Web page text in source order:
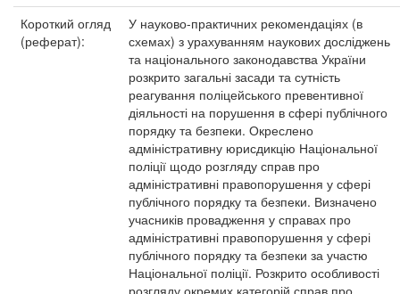
Короткий огляд
(реферат):
У науково-практичних рекомендаціях (в
схемах) з урахуванням наукових досліджень
та національного законодавства України
розкрито загальні засади та сутність
реагування поліцейського превентивної
діяльності на порушення в сфері публічного
порядку та безпеки. Окреслено
адміністративну юрисдикцію Національної
поліції щодо розгляду справ про
адміністративні правопорушення у сфері
публічного порядку та безпеки. Визначено
учасників провадження у справах про
адміністративні правопорушення у сфері
публічного порядку та безпеки за участю
Національної поліції. Розкрито особливості
розгляду окремих категорій справ про